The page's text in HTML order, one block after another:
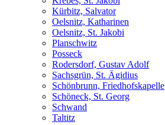
Kürbitz, Salvator
Oelsnitz, Katharinen
Oelsnitz, St. Jakobi
Planschwitz
Posseck
Rodersdorf, Gustav Adolf
Sachsgrün, St. Ägidius
Schönbrunn, Friedhofskapelle
Schöneck, St. Georg
Schwand
Taltitz